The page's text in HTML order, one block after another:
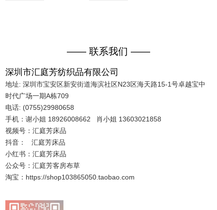
—— 联系我们 ——
深圳市汇庭芳纺织品有限公司
地址: 深圳市宝安区新安街道海滨社区N23区海天路15-1号卓越宝中
时代广场一期A栋709
电话: (0755)29980658
手机：谢小姐 18926008662 肖小姐 13603021858
视频号：汇庭芳床品
抖音： 汇庭芳床品
小红书：汇庭芳床品
公众号：汇庭芳客房布草
淘宝：https://shop103865050.taobao.com